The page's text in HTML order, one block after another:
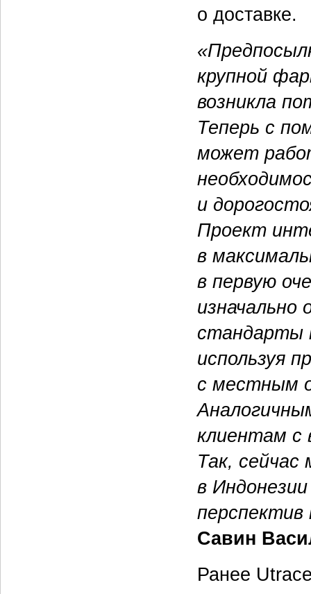
о доставке.
крупной
возникла
Теперь с
может
и
Проект
в
в первую
изначально
стандарты
используя
с местным
клиентам с
Так,
в
перспектив
Савин
Ранее